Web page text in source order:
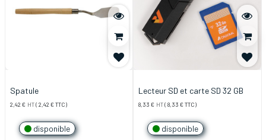
Spatule
2,42 € HT( 2,42 €TTC)
disponible
Lecteur SD et carte SD 32 GB
8,33 € HT( 8,33 €TTC)
disponible